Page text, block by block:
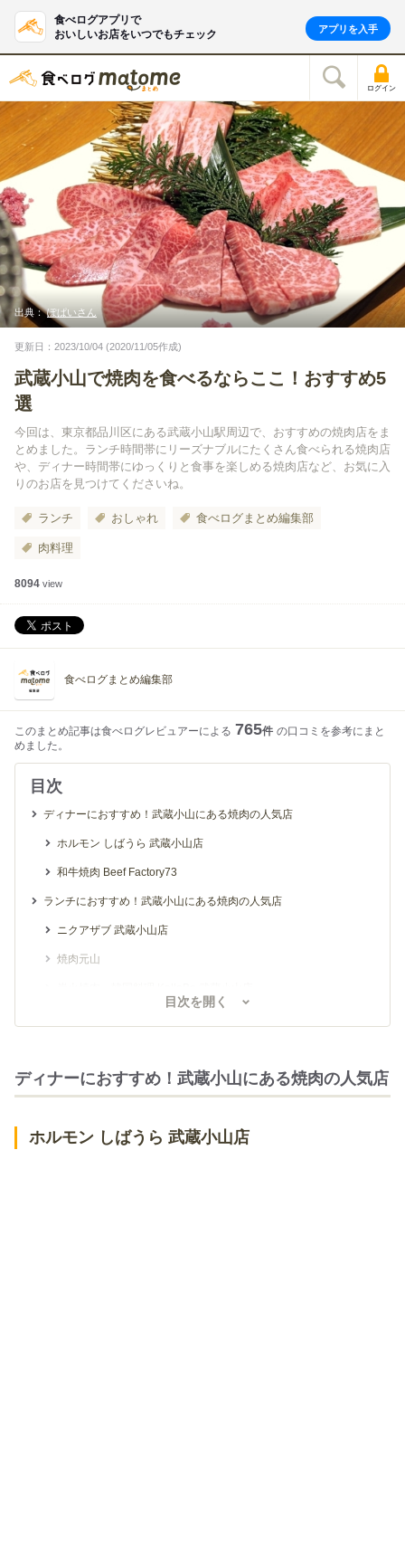
食べログアプリで
おいしいお店をいつでもチェック
アプリを入手
ログイン
出典：ぽぱいさん
更新日：2023/10/04 (2020/11/05作成)
武蔵小山で焼肉を食べるならここ！おすすめ5
選
今回は、東京都品川区にある武蔵小山駅周辺で、おすすめの焼肉店をま
とめました。ランチ時間帯にリーズナブルにたくさん食べられる焼肉店
や、ディナー時間帯にゆっくりと食事を楽しめる焼肉店など、お気に入
りのお店を見つけてくださいね。
ランチ おしゃれ 食べログまとめ編集部
肉料理
8094 view
食べログまとめ編集部
このまとめ記事は食べログレビュアーによる 765件 の口コミを参考にまと
めました。
目次
ディナーにおすすめ！武蔵小山にある焼肉の人気店
ホルモン しばうら 武蔵小山店
和牛焼肉 Beef Factory73
ランチにおすすめ！武蔵小山にある焼肉の人気店
ニクアザブ 武蔵小山店
焼肉元山
目次を開く
ディナーにおすすめ！武蔵小山にある焼肉の人気店
ホルモン しばうら 武蔵小山店